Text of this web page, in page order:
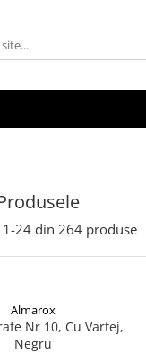
1-24 din 264 produse
Almarox
Nr 10, Cu Vartej,
Negru